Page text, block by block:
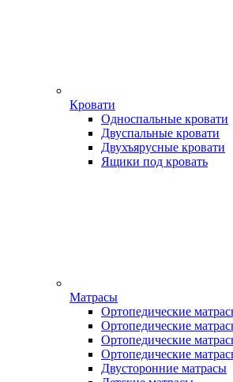
Кровати
Односпальные кровати
Двуспальные кровати
Двухъярусные кровати
Ящики под кровать
Матрасы
Ортопедические
Ортопедические
Ортопедические
Ортопедические
Двусторонние матрасы